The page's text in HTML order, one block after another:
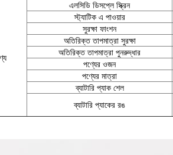
এলসিডি ডিসপ্লে স্ক্রিন
স্ট্যাটিক এ পাওয়ার
সুরক্ষা ফাংশন
অতিরিক্ত তাপমাত্রা সুরক্ষা
অতিরিক্ত তাপমাত্রা পুনরুদ্ধার
পণ্যের ওজন
পণ্যের মাত্রা
ব্যাটারি প্যাক শেল
ব্যাটারি প্যাকের রঙ